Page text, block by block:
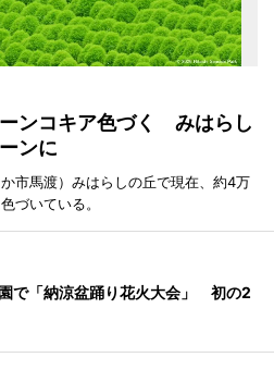
ンコキア色づく みはらし
ンに
市馬渡）みはらしの丘で現在、約4万
づいている。
で「納涼盆踊り花火大会」 初の2